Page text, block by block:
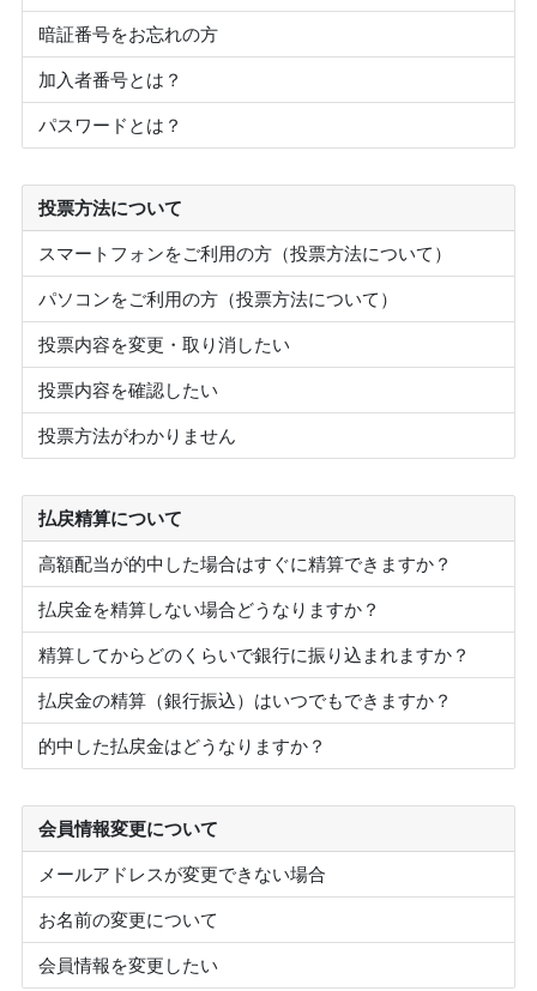
暗証番号をお忘れの方
加入者番号とは？
パスワードとは？
投票方法について
スマートフォンをご利用の方（投票方法について）
パソコンをご利用の方（投票方法について）
投票内容を変更・取り消したい
投票内容を確認したい
投票方法がわかりません
払戻精算について
高額配当が的中した場合はすぐに精算できますか？
払戻金を精算しない場合どうなりますか？
精算してからどのくらいで銀行に振り込まれますか？
払戻金の精算（銀行振込）はいつでもできますか？
的中した払戻金はどうなりますか？
会員情報変更について
メールアドレスが変更できない場合
お名前の変更について
会員情報を変更したい